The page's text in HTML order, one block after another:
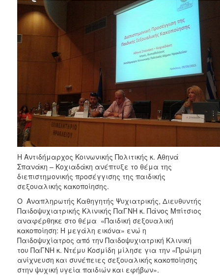
Η Αντιδήμαρχος Κοινωνικής Πολιτικής κ. Αθηνά
Σπανάκη – Κοχιαδάκη ανέπτυξε το θέμα της
διεπιστημονικής προσέγγισης της παιδικής
σεξουαλικής κακοποίησης.
Ο Αναπληρωτής Καθηγητής Ψυχιατρικής, Διευθυντής
Παιδοψυχιατρικής Κλινικής ΠαΓΝΗ κ. Πάνος Μπίτσιος
αναφέρθηκε στο θέμα «Παιδική σεξουαλική
κακοποίηση: Η μεγάλη εικόνα» ενώ η
Παιδοψυχίατρος από την Παιδοψυχιατρική Κλινική
του ΠαΓΝΗ κ. Ντέμυ Κοσμίδη μίλησε για την «Πρώιμη
ανίχνευση και συνέπειες σεξουαλικής κακοποίησης
στην ψυχική υγεία παιδιών και εφήβων».